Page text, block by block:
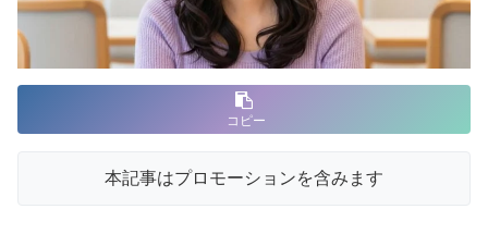
コピー
本記事はプロモーションを含みます